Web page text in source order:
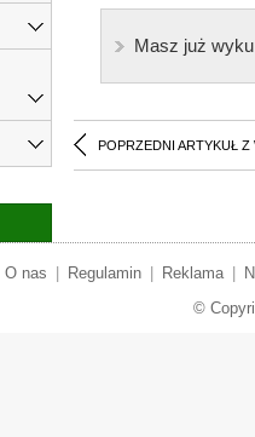
Masz już
POPRZEDNI ARTYKUŁ Z
O nas Regulamin Reklama
©